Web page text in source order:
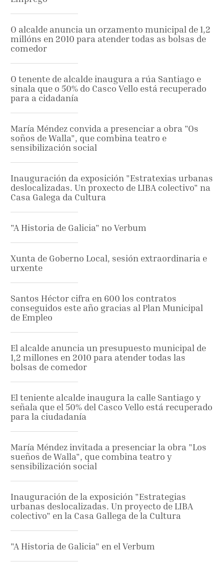
O alcalde anuncia un orzamento municipal de 1,2
millóns en 2010 para atender todas as bolsas de
comedor
O tenente de alcalde inaugura a rúa Santiago e
sinala que o 50% do Casco Vello está recuperado
para a cidadanía
María Méndez convida a presenciar a obra "Os
soños de Walla", que combina teatro e
sensibilización social
Inauguración da exposición "Estratexias urbanas
deslocalizadas. Un proxecto de LIBA colectivo" na
Casa Galega da Cultura
"A Historia de Galicia" no Verbum
Xunta de Goberno Local, sesión extraordinaria e
urxente
Santos Héctor cifra en 600 los contratos
conseguidos este año gracias al Plan Municipal
de Empleo
El alcalde anuncia un presupuesto municipal de
1,2 millones en 2010 para atender todas las
bolsas de comedor
El teniente alcalde inaugura la calle Santiago y
señala que el 50% del Casco Vello está recuperado
para la ciudadanía
María Méndez invitada a presenciar la obra "Los
sueños de Walla", que combina teatro y
sensibilización social
Inauguración de la exposición "Estrategias
urbanas deslocalizadas. Un proyecto de LIBA
colectivo" en la Casa Gallega de la Cultura
"A Historia de Galicia" en el Verbum